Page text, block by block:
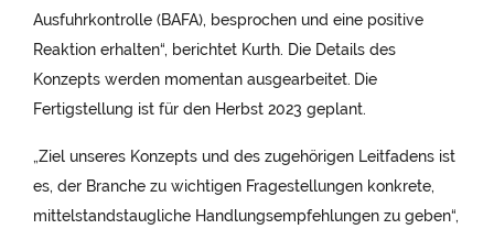
Ausfuhrkontrolle (BAFA), besprochen und eine positive
Reaktion erhalten“, berichtet Kurth. Die Details des
Konzepts werden momentan ausgearbeitet. Die
Fertigstellung ist für den Herbst 2023 geplant.
„Ziel unseres Konzepts und des zugehörigen Leitfadens ist
es, der Branche zu wichtigen Fragestellungen konkrete,
mittelstandstaugliche Handlungsempfehlungen zu geben“,